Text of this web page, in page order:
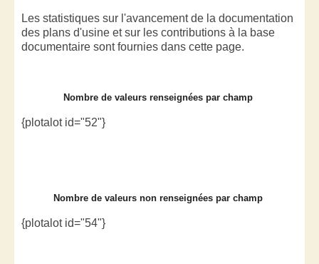
Les statistiques sur l'avancement de la documentation
des plans d'usine et sur les contributions à la base
documentaire sont fournies dans cette page.
Nombre de valeurs renseignées par champ
{plotalot id="52"}
Nombre de valeurs non renseignées par champ
{plotalot id="54"}